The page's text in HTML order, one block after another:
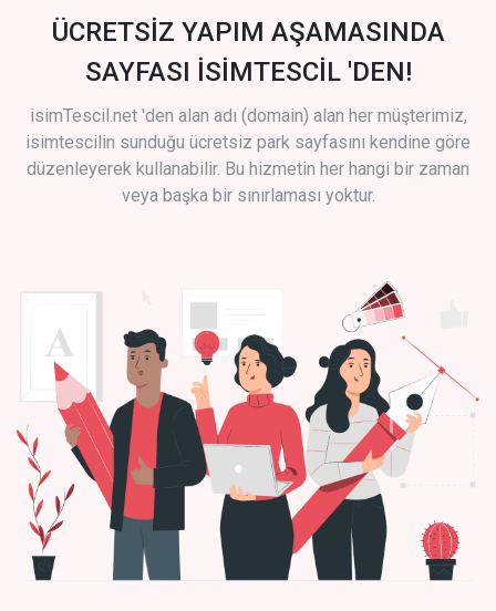
ÜCRETSİZ YAPIM AŞAMASINDA
SAYFASI İSİMTESCİL 'DEN!
isimTescil.net 'den alan adı (domain) alan her müşterimiz,
isimtescilin sunduğu ücretsiz park sayfasını kendine göre
düzenleyerek kullanabilir. Bu hizmetin her hangi bir zaman
veya başka bir sınırlaması yoktur.